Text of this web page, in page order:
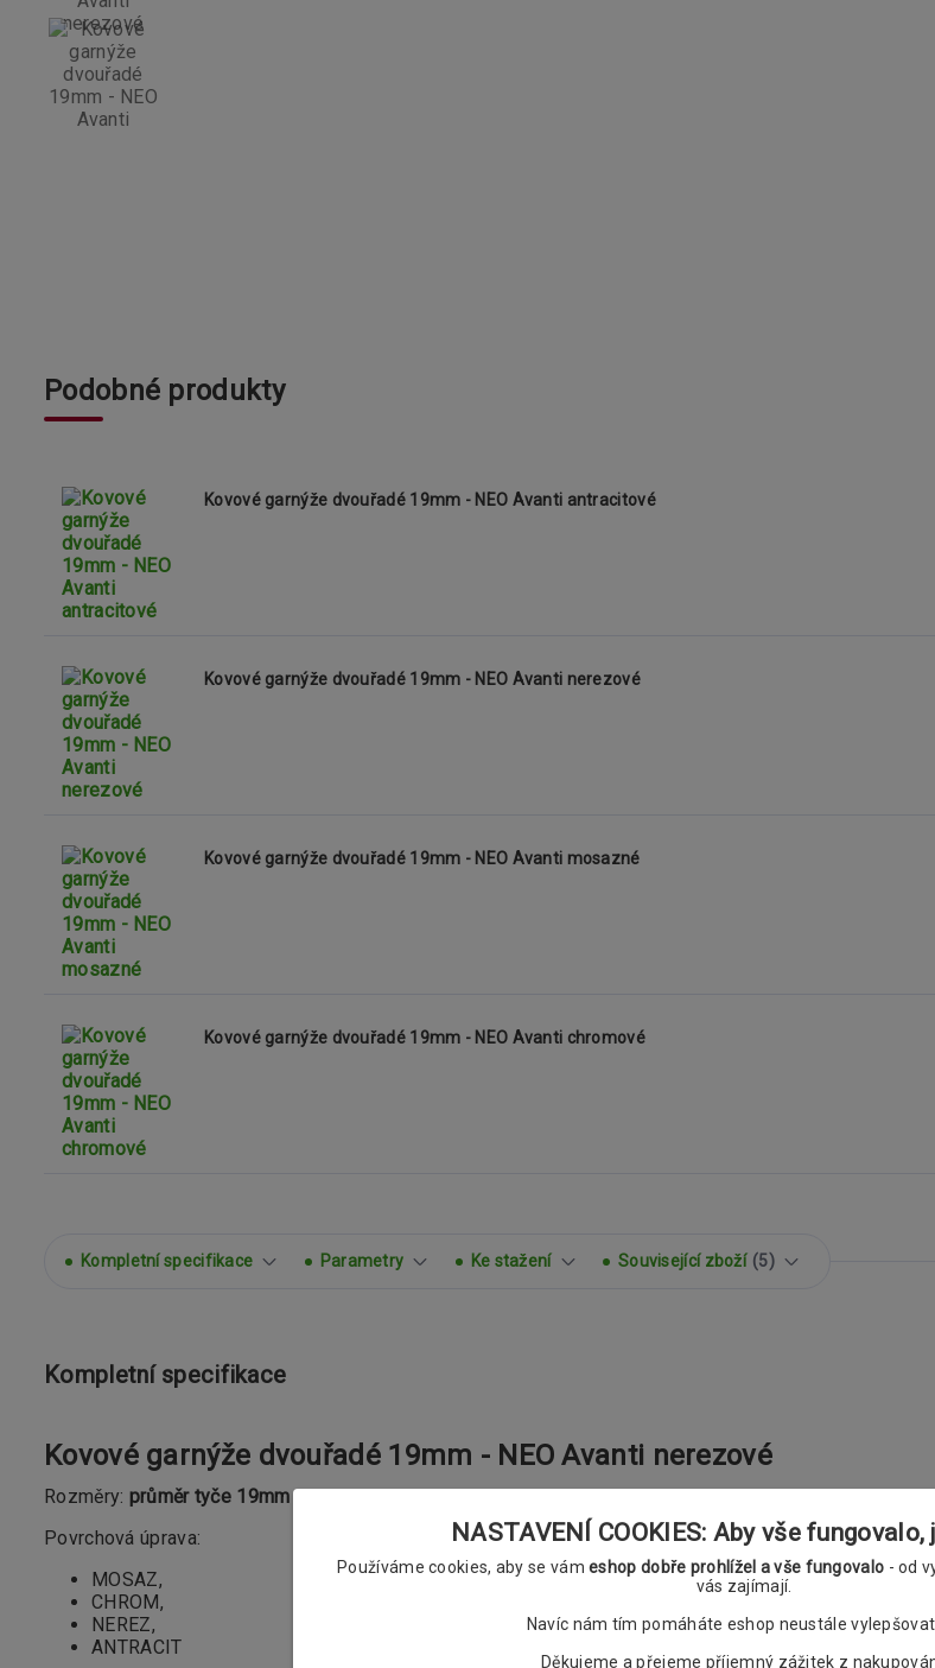
Podobné produkty
Kovové garnýže dvouřadé 19mm - NEO Avanti antracitové
Kovové garnýže dvouřadé 19mm - NEO Avanti nerezové
Kovové garnýže dvouřadé 19mm - NEO Avanti mosazné
Kovové garnýže dvouřadé 19mm - NEO Avanti chromové
Kompletní specifikace Parametry Ke stažení Související zboží 5
Kompletní specifikace
Kovové garnýže dvouřadé 19mm - NEO Avanti nerezové
Rozměry: průměr tyče 19mm
Povrchová úprava:
MOSAZ,
CHROM,
NEREZ,
ANTRACIT
NASTAVENÍ COOKIES: Aby vše fungovalo,
Používáme cookies, aby se vámeshop dobře prohlížel a vše fungovalo - od
vás zajímají.
Navíc nám tím pomáháte eshop neustále
Děkujeme a přejeme příjemný zážitek z